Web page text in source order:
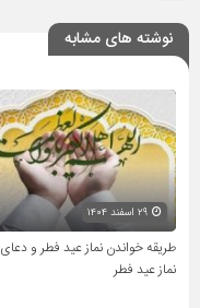
نوشته های مشابه
طریقه خواندن نماز عید فطر و
نماز عید فطر